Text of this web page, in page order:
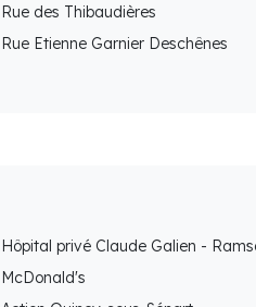
Rue des Thibaudières
Rue Etienne Garnier Deschênes
Hôpital privé Claude Galien -
McDonald's